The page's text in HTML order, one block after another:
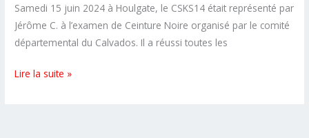
Samedi 15 juin 2024 à Houlgate, le CSKS14 était représenté par
Jérôme C. à l’examen de Ceinture Noire organisé par le comité
départemental du Calvados. Il a réussi toutes les
100%
Lire la suite »